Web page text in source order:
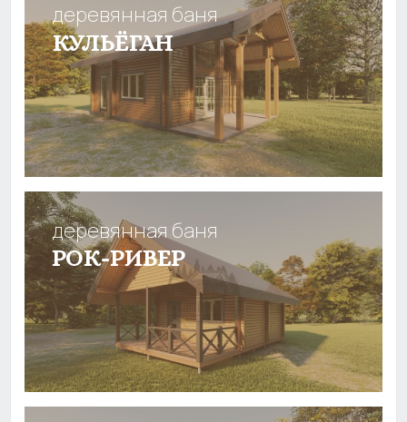
деревянная баня
КУЛЬЁГАН
деревянная баня
РОК-РИВЕР